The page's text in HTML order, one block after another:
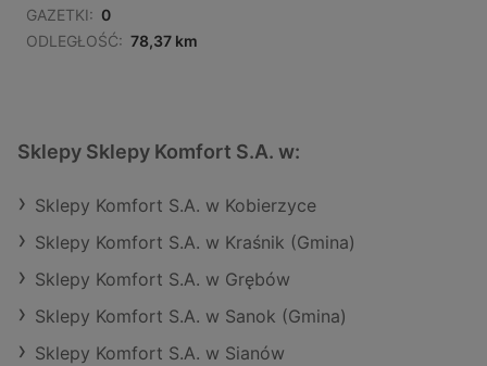
GAZETKI: 0
ODLEGŁOŚĆ: 78,37 km
Sklepy Sklepy Komfort S.A. w:
Sklepy Komfort S.A. w Kobierzyce
Sklepy Komfort S.A. w Kraśnik (Gmina)
Sklepy Komfort S.A. w Grębów
Sklepy Komfort S.A. w Sanok (Gmina)
Sklepy Komfort S.A. w Sianów